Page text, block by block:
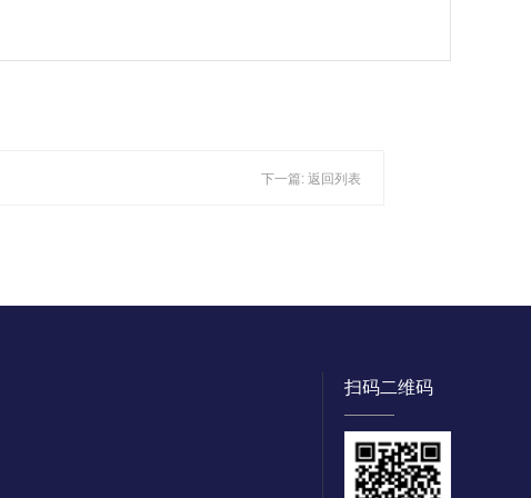
下一篇: 返回列表
扫码二维码